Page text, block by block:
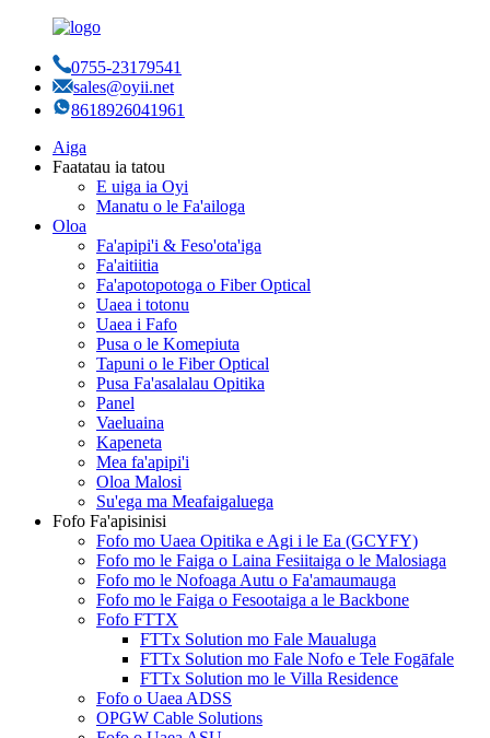
0755-23179541
sales@oyii.net
8618926041961
Aiga
Faatatau ia tatou
E uiga ia Oyi
Manatu o le Fa'ailoga
Oloa
Fa'apipi'i & Feso'ota'iga
Fa'aitiitia
Fa'apotopotoga o Fiber Optical
Uaea i totonu
Uaea i Fafo
Pusa o le Komepiuta
Tapuni o le Fiber Optical
Pusa Fa'asalalau Opitika
Panel
Vaeluaina
Kapeneta
Mea fa'apipi'i
Oloa Malosi
Su'ega ma Meafaigaluega
Fofo Fa'apisinisi
Fofo mo Uaea Opitika e Agi i le Ea (GCYFY)
Fofo mo le Faiga o Laina Fesiitaiga o le Malosiaga
Fofo mo le Nofoaga Autu o Fa'amaumauga
Fofo mo le Faiga o Fesootaiga a le Backbone
Fofo FTTX
FTTx Solution mo Fale Maualuga
FTTx Solution mo Fale Nofo e Tele Fogāfale
FTTx Solution mo le Villa Residence
Fofo o Uaea ADSS
OPGW Cable Solutions